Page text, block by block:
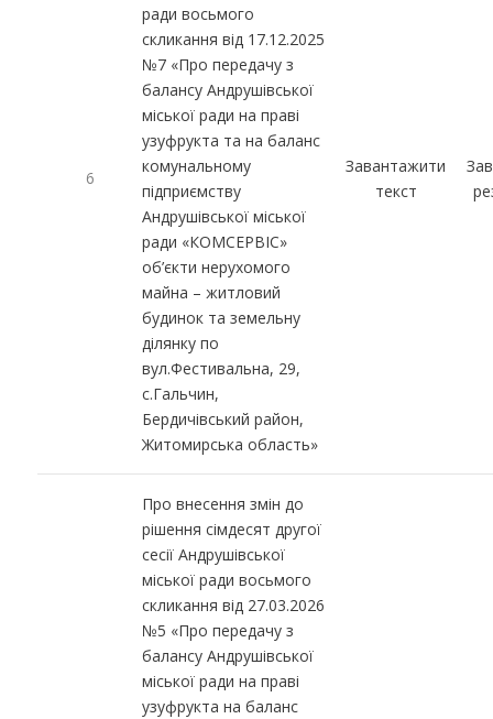
6
ради восьмого
скликання від 17.12.2025
№7 «Про передачу з
балансу Андрушівської
міської ради на праві
узуфрукта та на баланс
комунальному
підприємству
Андрушівської міської
ради «КОМСЕРВІС»
об’єкти нерухомого
майна – житловий
будинок та земельну
ділянку по
вул.Фестивальна, 29,
с.Гальчин,
Бердичівський район,
Житомирська область»
Завантажити
текст
Про внесення змін до
рішення сімдесят другої
сесії Андрушівської
міської ради восьмого
скликання від 27.03.2026
№5 «Про передачу з
балансу Андрушівської
міської ради на праві
узуфрукта на баланс